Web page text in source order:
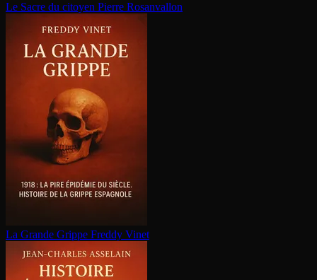
Le Sacre du citoyen Pierre Rosanvallon
La Grande Grippe Freddy Vinet